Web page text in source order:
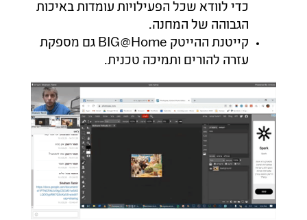
כדי לוודא שכל הפעילויות עומדות באיכות
הגבוהה של המחנה.
קייטנת ההייטק BIG@Home גם מספקת
עזרה להורים ותמיכה טכנית.